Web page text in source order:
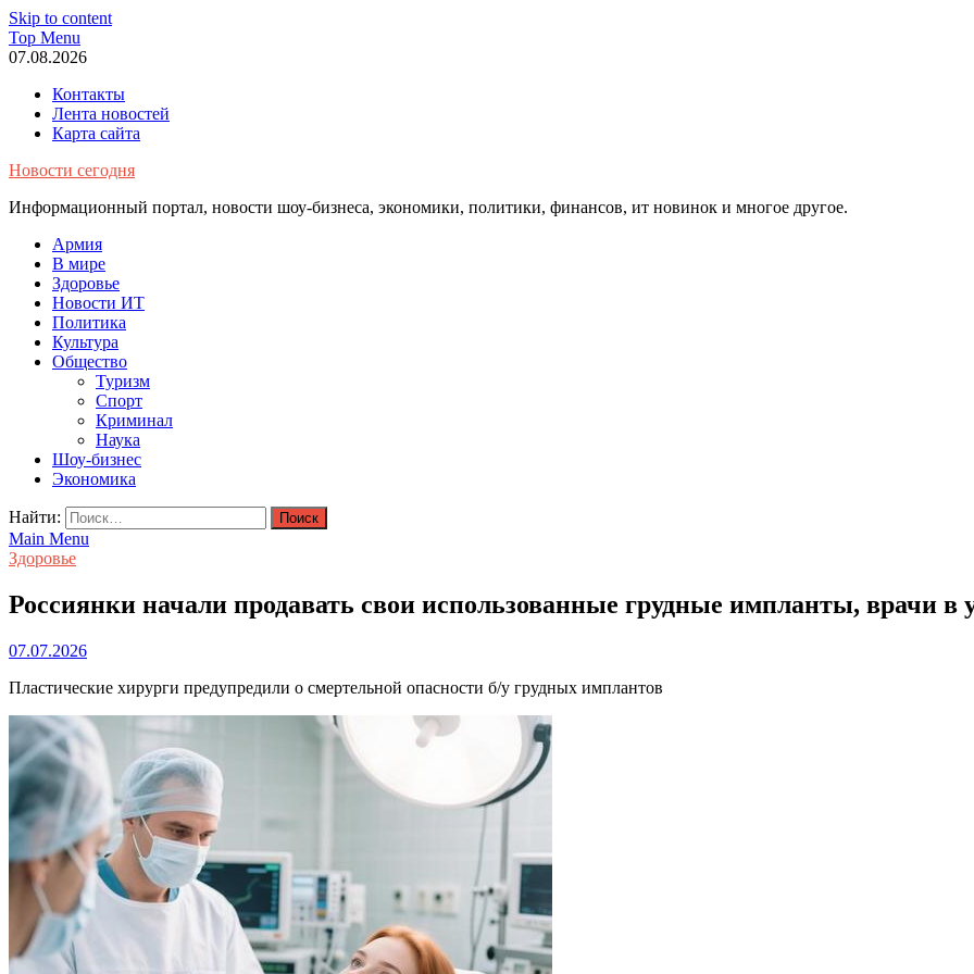
Skip to content
Top Menu
07.08.2026
Контакты
Лента новостей
Карта сайта
Новости сегодня
Информационный портал, новости шоу-бизнеса, экономики, политики, финансов, ит новинок и многое другое.
Армия
В мире
Здоровье
Новости ИТ
Политика
Культура
Общество
Туризм
Спорт
Криминал
Наука
Шоу-бизнес
Экономика
Найти:
Main Menu
Здоровье
Россиянки начали продавать свои использованные грудные импланты, врачи в
07.07.2026
Пластические хирурги предупредили о смертельной опасности б/у грудных имплантов